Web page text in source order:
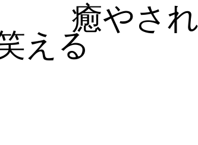
癒やさ
える